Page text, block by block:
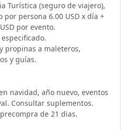
Turística (seguro de viajero),
por persona 6.00 USD x día +
por evento.
propinas a maleteros,
y guías.
navidad, año nuevo, eventos
Consultar suplementos.
de 21 dias.